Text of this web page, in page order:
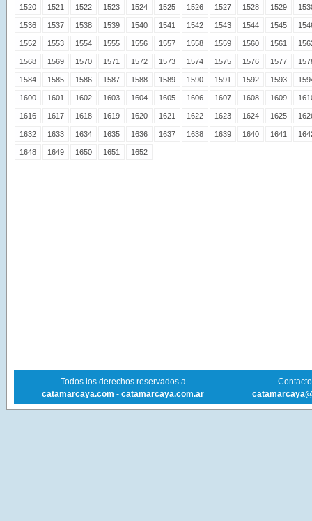
1520 1521 1522 1523 1524 1525 1526 1527 1528 1529
1536 1537 1538 1539 1540 1541 1542 1543 1544 1545
1552 1553 1554 1555 1556 1557 1558 1559 1560 1561
1568 1569 1570 1571 1572 1573 1574 1575 1576 1577
1584 1585 1586 1587 1588 1589 1590 1591 1592 1593
1600 1601 1602 1603 1604 1605 1606 1607 1608 1609
1616 1617 1618 1619 1620 1621 1622 1623 1624 1625
1632 1633 1634 1635 1636 1637 1638 1639 1640 1641
1648 1649 1650 1651 1652
Todos los derechos reservados a
catamarcaya.com - catamarcaya.com.ar